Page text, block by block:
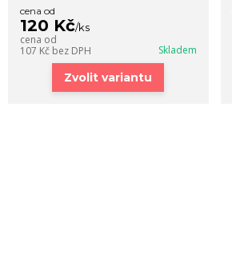
cena od
120 Kč/ks
cena od
107 Kč bez DPH Skladem
Zvolit variantu